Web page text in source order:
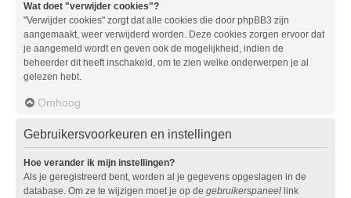
Wat doet "verwijder cookies"?
"Verwijder cookies" zorgt dat alle cookies die door phpBB3 zijn
aangemaakt, weer verwijderd worden. Deze cookies zorgen ervoor dat
je aangemeld wordt en geven ook de mogelijkheid, indien de
beheerder dit heeft inschakeld, om te zien welke onderwerpen je al
gelezen hebt.
Omhoog
Gebruikersvoorkeuren en instellingen
Hoe verander ik mijn instellingen?
Als je geregistreerd bent, worden al je gegevens opgeslagen in de
database. Om ze te wijzigen moet je op de gebruikerspaneel link